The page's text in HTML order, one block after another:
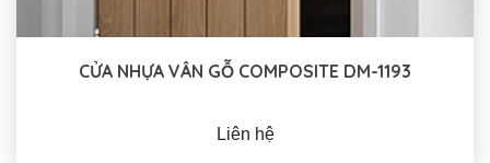
CỬA NHỰA VÂN GỖ COMPOSITE DM-1193
Liên hệ